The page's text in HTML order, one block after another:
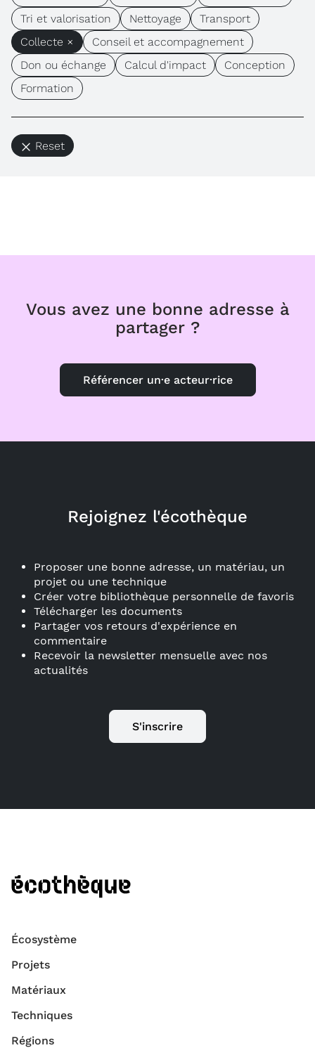
Tri et valorisation
Nettoyage
Transport
Collecte ×
Conseil et accompagnement
Don ou échange
Calcul d'impact
Conception
Formation
Reset
Vous avez une bonne adresse à
partager ?
Référencer un·e acteur·rice
Rejoignez l'écothèque
Proposer une bonne adresse, un matériau, un
projet ou une technique
Créer votre bibliothèque personnelle de favoris
Télécharger les documents
Partager vos retours d'expérience en
commentaire
Recevoir la newsletter mensuelle avec nos
actualités
S'inscrire
Écosystème
Projets
Matériaux
Techniques
Régions